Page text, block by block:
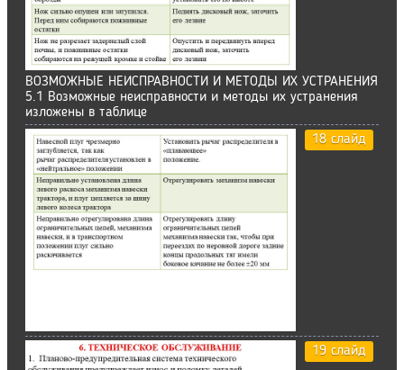
ВОЗМОЖНЫЕ НЕИСПРАВНОСТИ И МЕТОДЫ ИХ УСТРАНЕНИЯ
5.1 Возможные неисправности и методы их устранения
изложены в таблице
18 слайд
19 слайд